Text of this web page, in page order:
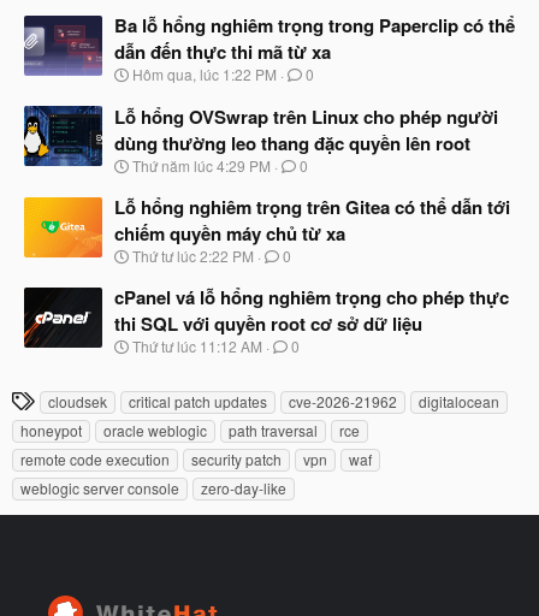
đ
ầ
u
à
y
b
ắ
đ
ầ
u
Ba lỗ hổng nghiêm trọng trong Paperclip có thể
dẫn đến thực thi mã từ xa
N
à
y
b
ắ
đ
ầ
u
Hôm qua, lúc 1:22 PM 0
Lỗ hổng OVSwrap trên Linux cho phép người
dùng thường leo thang đặc quyền lên root
N
à
b
ắ
đ
ầ
u
Thứ năm lúc 4:29 PM 0
Lỗ hổng nghiêm trọng trên Gitea có thể dẫn tới
chiếm quyền máy chủ từ xa
N
à
b
ắ
đ
ầ
u
Thứ tư lúc 2:22 PM 0
cPanel vá lỗ hổng nghiêm trọng cho phép thực
thi SQL với quyền root cơ sở dữ liệu
N
y
b
ắ
t
đ
ầ
u
Thứ tư lúc 11:12 AM 0
T
h
ẻ
cloudsek critical patch updates cve-2026-21962
digitalocean
honeypot
oracle weblogic path traversal
rce
remote code execution
security patch vpn
waf
weblogic server console
zero-day-like